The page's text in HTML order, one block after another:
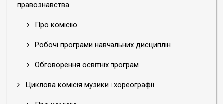
правознавства
Про комісію
Робочі програми навчальних дисциплін
Обговорення освітніх програм
Циклова комісія музики і хореографії